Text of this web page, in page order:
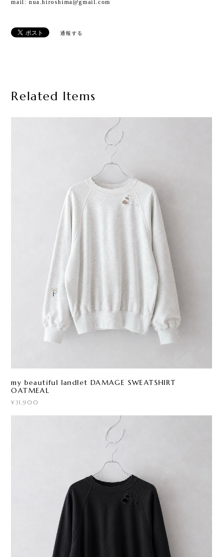
mail: nua.hiroshima@gmail.com
通報する
Related Items
my beautiful landlet DAMAGE SWEATSHIRT
OATMEAL
¥31,900